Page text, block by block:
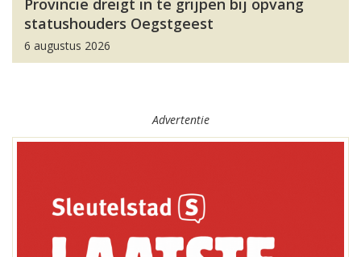
Provincie dreigt in te grijpen bij opvang
statushouders Oegstgeest
6 augustus 2026
Advertentie